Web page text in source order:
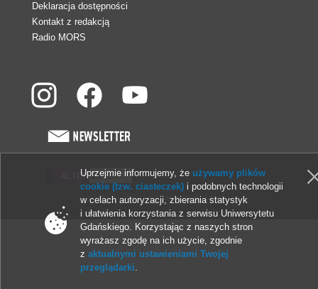
Deklaracja dostępności
Kontakt z redakcją
Radio MORS
© 2013-2026 Uniwersytet Gdański
Uprzejmie informujemy, że używamy plików
cookie (tzw. ciasteczek) i podobnych technologii
w celach autoryzacji, zbierania statystyk
i ułatwienia korzystania z serwisu Uniwersytetu
Gdańskiego. Korzystając z naszych stron
wyrażasz zgodę na ich użycie, zgodnie
zaktualnymi ustawieniami Twojej
przeglądarki.